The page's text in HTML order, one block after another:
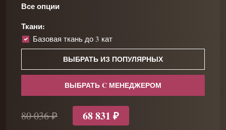
Все опции
Ткани:
Базовая ткань до 3 кат
ВЫБРАТЬ ИЗ ПОПУЛЯРНЫХ
ВЫБРАТЬ C МЕНЕДЖЕРОМ
80 036 ₽ 68 831 ₽